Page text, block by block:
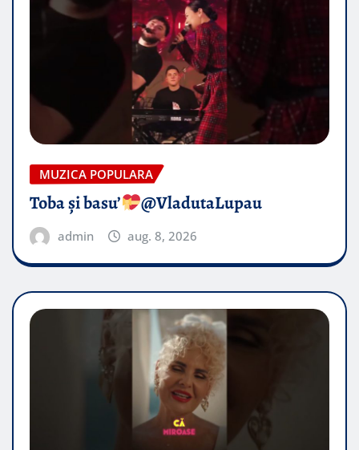
MUZICA POPULARA
Toba și basu’ @VladutaLupau
admin aug. 8, 2026